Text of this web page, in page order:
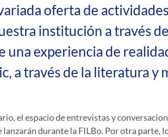
oferta de actividades
institución a través
una experiencia de
a través de la literatura y
el espacio de entrevistas y
durante la FILBo. Por otra parte,